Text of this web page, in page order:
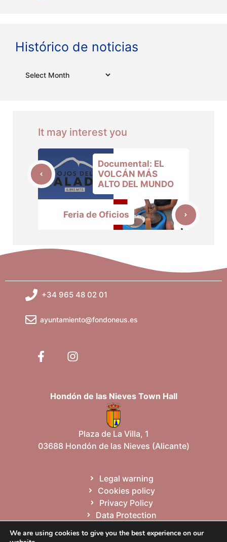
Histórico de noticias
It may interest you
Documental: EL
VOLCÁN MÁS
ALTO DEL MUNDO
Feria de Oficios
+34 965 48 02 01
ayuntamiento@fondoneus.es
Hondón de las Nieves Town Hall
Plaza de La Villa, 1
03688 Hondón de las Nieves (Alicante)
Legal warning
Cookies policy
Privacy Policy
Data Protection
We are using cookies to give you the best experience on our